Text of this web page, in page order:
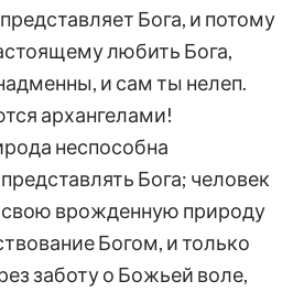
Бога, и потому
любить Бога,
и сам ты нелеп.
архангелами!
неспособна
Бога; человек
врожденную природу
Богом, и только
заботу о Божьей воле,